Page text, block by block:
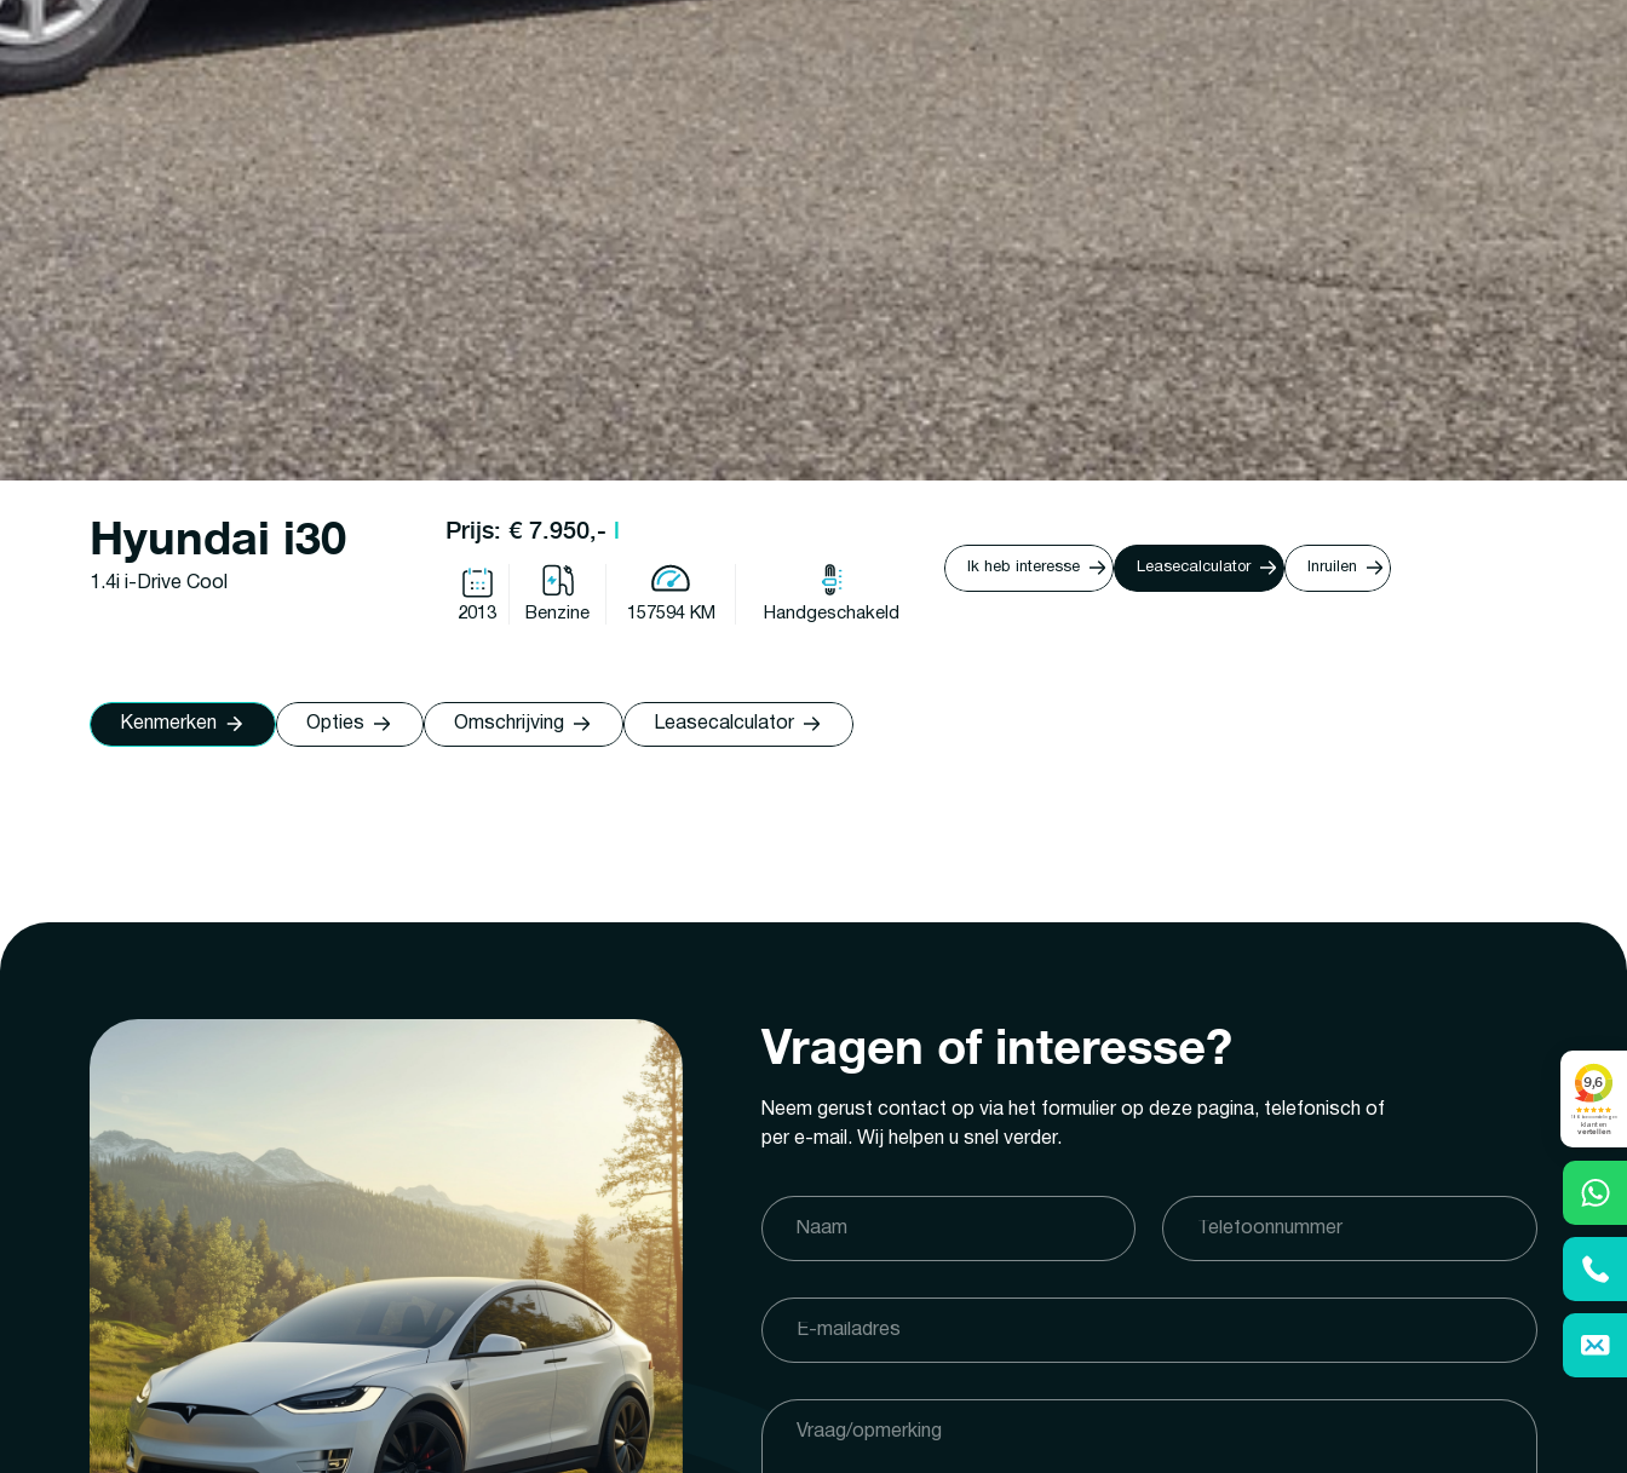
Hyundai i30
1.4i i-Drive Cool
Prijs: € 7.950,- l
2013 Benzine 157594 KM Handgeschakeld
Ik heb interesse Leasecalculator Inruilen
Kenmerken Opties Omschrijving Leasecalculator
Vragen of interesse?
Neem gerust contact op via het formulier op deze pagina, telefonisch of
per e-mail. Wij helpen u snel verder.